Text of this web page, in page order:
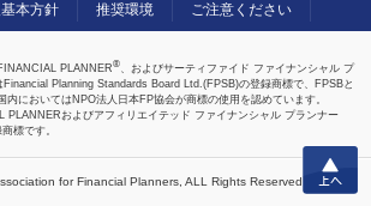
上へ
本方針
推奨環境 ご注意ください
PLANNER®、およびサーティファイド ファイナンシャル プ
Financial Planning Standards Board Ltd.(FPSB)の登録商標で、FPSBと
内においてはNPO法人日本FP協会が商標の使用を認めています。
およびアフィリエイテッド ファイナンシャル プランナー
標です。
for Financial Planners, ALL Rights Reserved.